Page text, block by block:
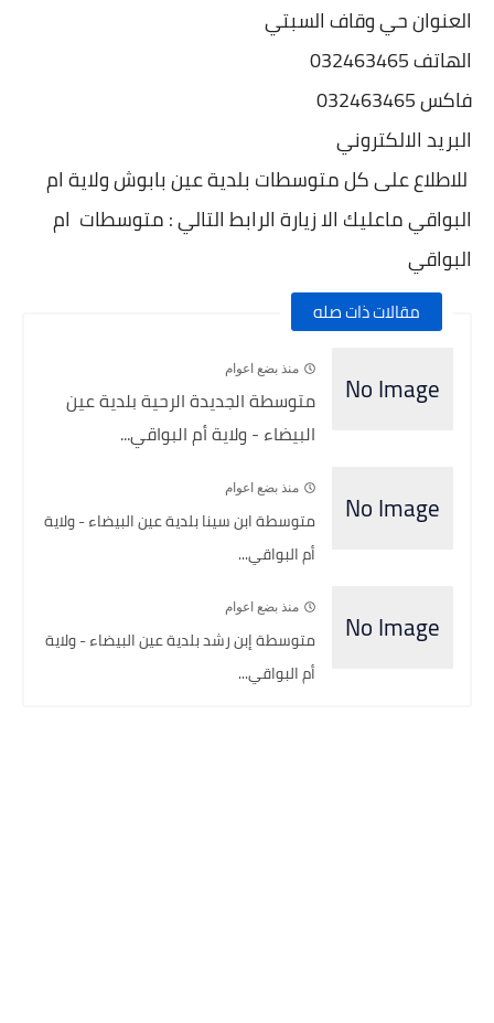
العنوان حي وقاف السبتي
الهاتف 032463465
فاكس 032463465
البريد الالكتروني
للاطلاع على كل متوسطات بلدية عين بابوش ولاية ام
البواقي ماعليك الا زيارة الرابط التالي : متوسطات ام
البواقي
مقالات ذات صله
منذ بضع اعوام
متوسطة الجديدة الرحية بلدية عين
البيضاء - ولاية أم البواقي...
منذ بضع اعوام
متوسطة ابن سينا بلدية عين البيضاء - ولاية
أم البواقي...
منذ بضع اعوام
متوسطة إبن رشد بلدية عين البيضاء - ولاية
أم البواقي...